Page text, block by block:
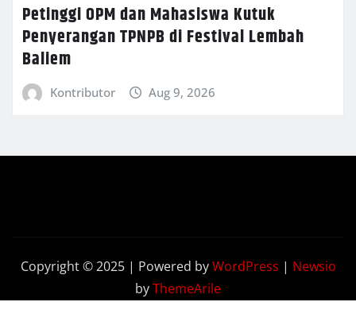
Petinggi OPM dan Mahasiswa Kutuk
Penyerangan TPNPB di Festival Lembah
Baliem
Kontributor Aug 9, 2026
Copyright © 2025 | Powered byWordPress | Newsio
byThemeArile